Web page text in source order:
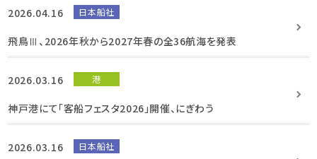
2026.04.16 日本船社
飛鳥Ⅲ、2026年秋から2027年春の全36航海を発表
2026.03.16 港
神戸港にて「客船フェスタ2026」開催、にぎわう
2026.03.16 日本船社